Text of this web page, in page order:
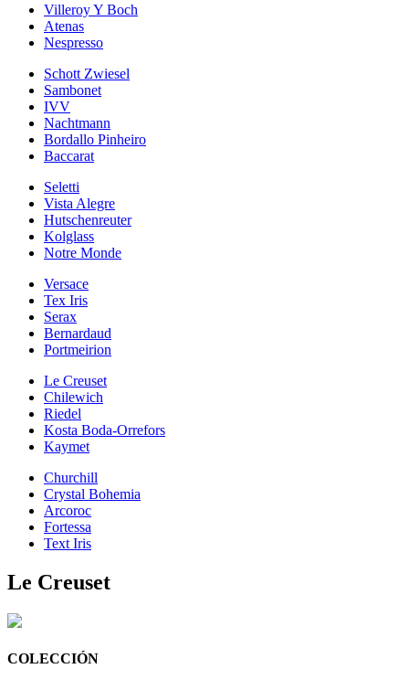
Villeroy Y Boch
Atenas
Nespresso
Schott Zwiesel
Sambonet
IVV
Nachtmann
Bordallo Pinheiro
Baccarat
Seletti
Vista Alegre
Hutschenreuter
Kolglass
Notre Monde
Versace
Tex Iris
Serax
Bernardaud
Portmeirion
Le Creuset
Chilewich
Riedel
Kosta Boda-Orrefors
Kaymet
Churchill
Crystal Bohemia
Arcoroc
Fortessa
Text Iris
Le Creuset
COLECCIÓN